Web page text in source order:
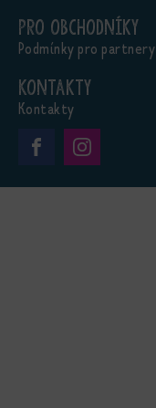
Pro obchodníky
Podmínky pro partnery
Kontakty
Kontakty